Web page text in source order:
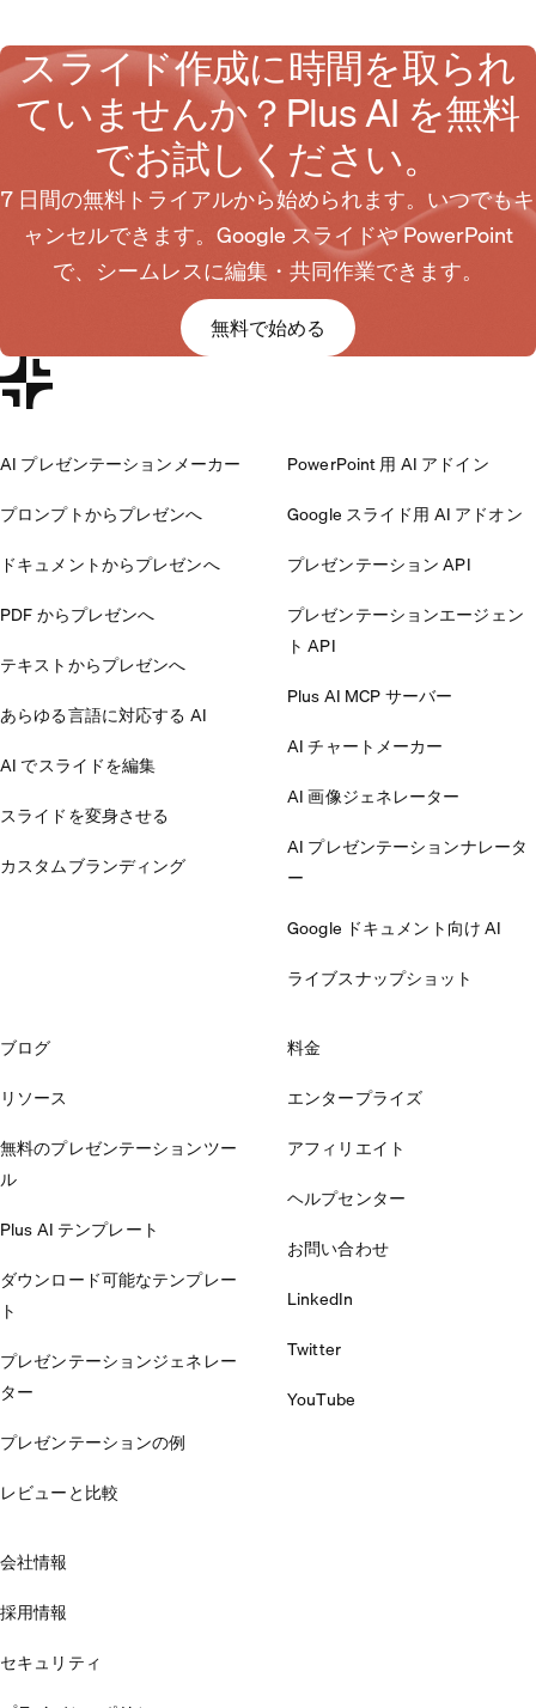
スライド作成に時間を取られ
ていませんか？Plus AI を無料
でお試しください。
7 日間の無料トライアルから始められます。いつでもキ
ャンセルできます。Google スライドや PowerPoint
で、シームレスに編集・共同作業できます。
無料で始める
AI プレゼンテーションメーカー
プロンプトからプレゼンへ
ドキュメントからプレゼンへ
PDF からプレゼンへ
テキストからプレゼンへ
あらゆる言語に対応する AI
AI でスライドを編集
スライドを変身させる
カスタムブランディング
PowerPoint 用 AI アドイン
Google スライド用 AI アドオン
プレゼンテーション API
プレゼンテーションエージェン
ト API
Plus AI MCP サーバー
AI チャートメーカー
AI 画像ジェネレーター
AI プレゼンテーションナレータ
ー
Google ドキュメント向け AI
ライブスナップショット
ブログ
リソース
無料のプレゼンテーションツー
ル
Plus AI テンプレート
ダウンロード可能なテンプレー
ト
プレゼンテーションジェネレー
ター
プレゼンテーションの例
レビューと比較
料金
エンタープライズ
アフィリエイト
ヘルプセンター
お問い合わせ
LinkedIn
Twitter
YouTube
会社情報
採用情報
セキュリティ